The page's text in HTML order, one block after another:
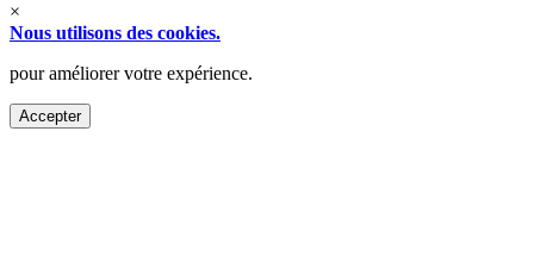
×
Nous utilisons des cookies.
pour améliorer votre expérience.
Accepter